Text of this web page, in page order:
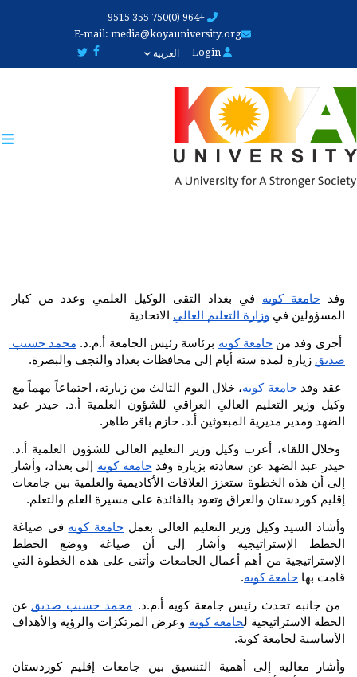
content
+964 (0)750 355 9515
E-mail: media@koyauniversity.org
Login
العربية
وفد جامعة كويه
المسؤولين في وزارة التعليم العالي الاتحادية
أجرى وفد من جامعة كويه برئاسة رئيس الجامعة أ.م.د.
صديق زيارة لمدة ستة أيام إلى محافظات بغداد والنجف والبصرة.
عقد وفد جامعة كويه
الضهد ومدير مديرية المبعوثين أ.د. حازم باقر طاهر.
حيدر عبد الضهد عن سعادته بزيارة وفد جامعة كويه
إقليم كوردستان والعراق وتعود بالفائدة على مسيرة العلم والتعلم.
وأشاد السيد وكيل وزير التعليم العالي بعمل جامعة كويه
قامت بها جامعة كويه.
من جانبه تحدث رئيس جامعة كويه أ.م.د. محمد حسيب صديق
الخطة الاستراتيجية لجامعة كوية
الأساسية لجامعة كوية.